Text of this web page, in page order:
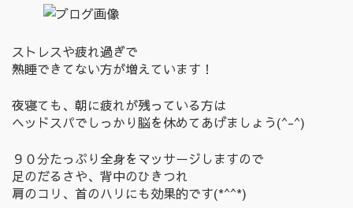
ストレスや疲れ過ぎで
熟睡できてない方が増えています！
夜寝ても、朝に疲れが残っている方は
ヘッドスパでしっかり脳を休めてあげましょう(^-^)
９０分たっぷり全身をマッサージしますので
足のだるさや、背中のひきつれ
肩のコリ、首のハリにも効果的です(*^^*)